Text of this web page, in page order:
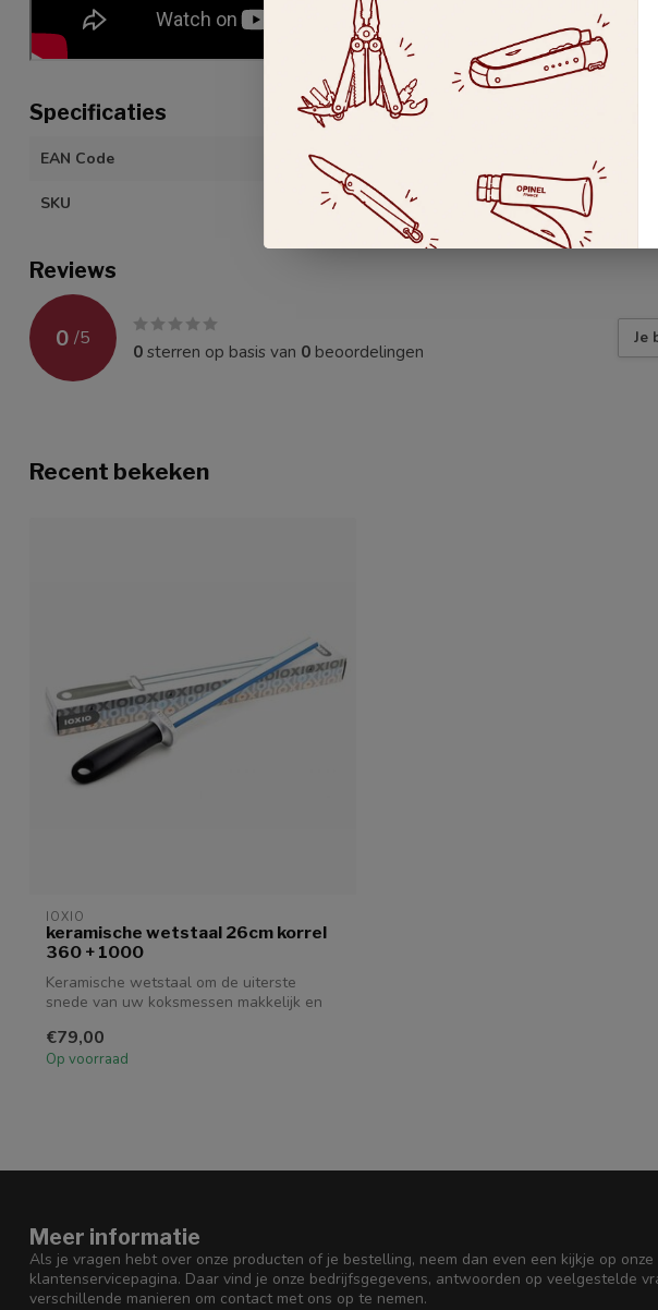
Specificaties
EAN Code
SKU IO-MS-0109VU
Reviews
0 /5
0sterren op basis van 0 beoordelingen
Je
Recent bekeken
IOXIO
keramische wetstaal 26cm korrel
360 + 1000
Keramische wetstaal om de uiterste
snede van uw koksmessen makkelijk en
€79,00
Op voorraad
Meer informatie
Als je vragen hebt over onze producten of je bestelling, neem dan even een kijkje op onze
klantenservicepagina. Daar vind je onze bedrijfsgegevens, antwoorden op veelgestelde
verschillende manieren om contact met ons op te nemen.